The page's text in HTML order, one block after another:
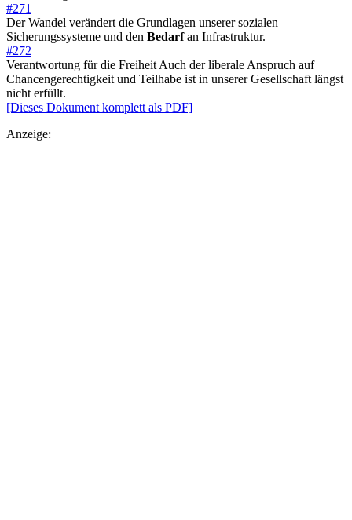
#271
Der Wandel verändert die Grundlagen unserer sozialen
Sicherungssysteme und den Bedarfan Infrastruktur.
#272
Verantwortung für die Freiheit Auch der liberale Anspruch auf
Chancengerechtigkeit und Teilhabe ist in unserer Gesellschaft längst
nicht erfüllt.
[Dieses Dokument komplett als PDF]
Anzeige: